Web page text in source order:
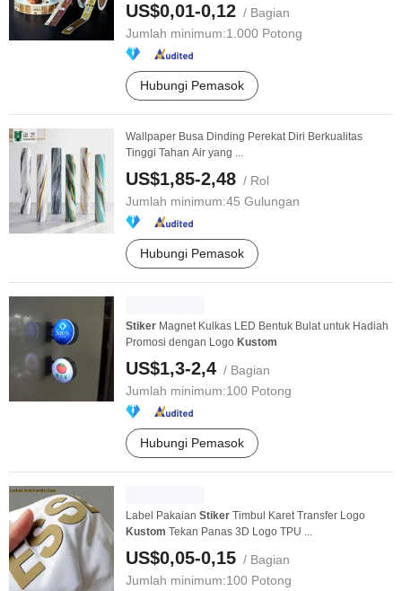
US$0,01-0,12 / Bagian
Jumlah minimum:1.000 Potong
Hubungi Pemasok
Wallpaper Busa Dinding Perekat Diri Berkualitas
Tinggi Tahan Air yang ...
US$1,85-2,48 / Rol
Jumlah minimum:45 Gulungan
Hubungi Pemasok
Stiker Magnet Kulkas LED Bentuk Bulat untuk Hadiah
Promosi dengan Logo Kustom
US$1,3-2,4 / Bagian
Jumlah minimum:100 Potong
Hubungi Pemasok
Label Pakaian Stiker Timbul Karet Transfer Logo
Kustom Tekan Panas 3D Logo TPU ...
US$0,05-0,15 / Bagian
Jumlah minimum:100 Potong